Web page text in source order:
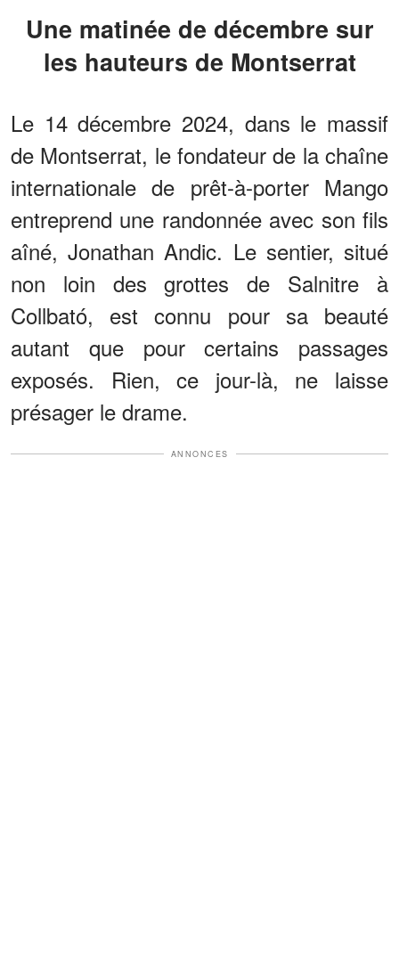
Une matinée de décembre sur
les hauteurs de Montserrat
Le 14 décembre 2024, dans le massif
de Montserrat, le fondateur de la chaîne
internationale de prêt-à-porter Mango
entreprend une randonnée avec son fils
aîné, Jonathan Andic. Le sentier, situé
non loin des grottes de Salnitre à
Collbató, est connu pour sa beauté
autant que pour certains passages
exposés. Rien, ce jour-là, ne laisse
présager le drame.
ANNONCES